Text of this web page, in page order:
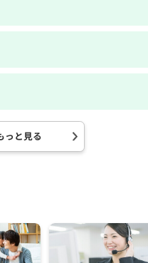
っと見る